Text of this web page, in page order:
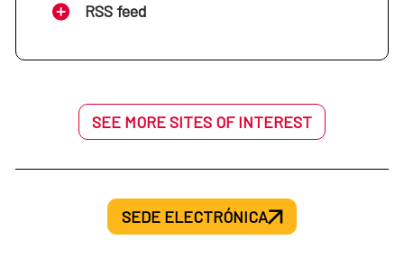
RSS feed
SEE MORE SITES OF INTEREST
SEDE ELECTRÓNICA